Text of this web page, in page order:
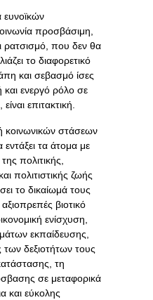
ευνοϊκών
προσβάσιμη,
ρατσισμό, που δεν θα
το διαφορετικό
και σεβασμό ίσες
και ενεργό ρόλο σε
επιτακτική.
κοινωνικών στάσεων
εντάξει τα άτομα με
πολιτικής,
πολιτιστικής ζωής
το δικαίωμά τους
βιοτικό
ενίσχυση,
εκπαίδευσης,
των δεξιοτήτων τους
τη
σε μεταφορικά
και εύκολης